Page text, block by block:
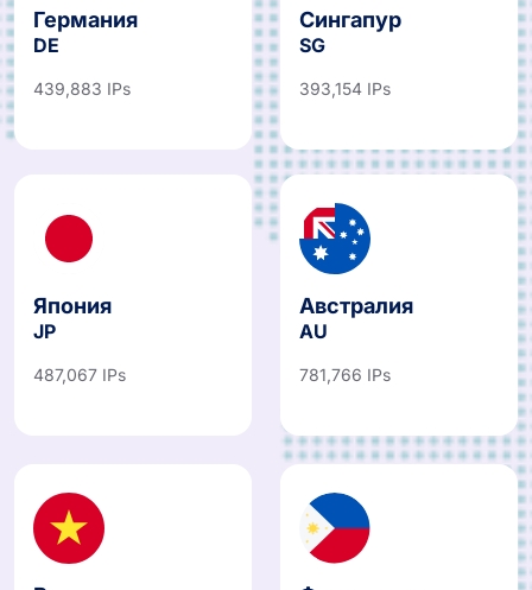
Германия
DE
439,883 IPs
Сингапур
SG
393,154 IPs
Япония
JP
487,067 IPs
Австралия
AU
781,766 IPs